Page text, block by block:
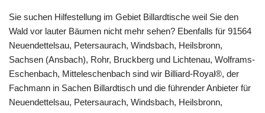
Sie suchen Hilfestellung im Gebiet Billardtische weil Sie den
Wald vor lauter Bäumen nicht mehr sehen? Ebenfalls für 91564
Neuendettelsau, Petersaurach, Windsbach, Heilsbronn,
Sachsen (Ansbach), Rohr, Bruckberg und Lichtenau, Wolframs-
Eschenbach, Mitteleschenbach sind wir Billiard-Royal®, der
Fachmann in Sachen Billardtisch und die führender Anbieter für
Neuendettelsau, Petersaurach, Windsbach, Heilsbronn,